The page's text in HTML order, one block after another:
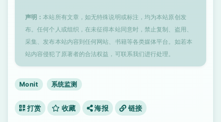
声明：本站所有文章，如无特殊说明或标注，均为本站原创发
布。任何个人或组织，在未征得本站同意时，禁止复制、盗用、
采集、发布本站内容到任何网站、书籍等各类媒体平台。如若本
站内容侵犯了原著者的合法权益，可联系我们进行处理。
Monit 系统监测
打赏 收藏 海报 链接